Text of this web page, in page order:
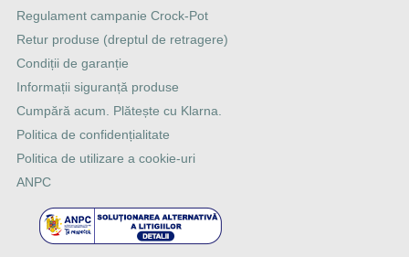
Regulament campanie Crock-Pot
Retur produse (dreptul de retragere)
Condiții de garanție
Informații siguranță produse
Cumpără acum. Plătește cu Klarna.
Politica de confidențialitate
Politica de utilizare a cookie-uri
ANPC